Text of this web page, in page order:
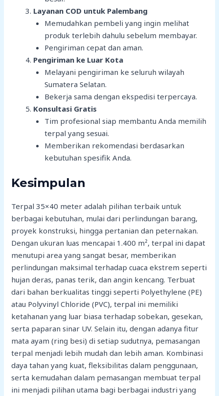
Layanan COD untuk Palembang
Memudahkan pembeli yang ingin melihat
produk terlebih dahulu sebelum membayar.
Pengiriman cepat dan aman.
Pengiriman ke Luar Kota
Melayani pengiriman ke seluruh wilayah
Sumatera Selatan.
Bekerja sama dengan ekspedisi terpercaya.
Konsultasi Gratis
Tim profesional siap membantu Anda memilih
terpal yang sesuai.
Memberikan rekomendasi berdasarkan
kebutuhan spesifik Anda.
Kesimpulan
Terpal 35×40 meter adalah pilihan terbaik untuk
berbagai kebutuhan, mulai dari perlindungan barang,
proyek konstruksi, hingga pertanian dan peternakan.
Dengan ukuran luas mencapai 1.400 m², terpal ini dapat
menutupi area yang sangat besar, memberikan
perlindungan maksimal terhadap cuaca ekstrem seperti
hujan deras, panas terik, dan angin kencang. Terbuat
dari bahan berkualitas tinggi seperti Polyethylene (PE)
atau Polyvinyl Chloride (PVC), terpal ini memiliki
ketahanan yang luar biasa terhadap sobekan, gesekan,
serta paparan sinar UV. Selain itu, dengan adanya fitur
mata ayam (ring besi) di setiap sudutnya, pemasangan
terpal menjadi lebih mudah dan lebih aman. Kombinasi
daya tahan yang kuat, fleksibilitas dalam penggunaan,
serta kemudahan dalam pemasangan membuat terpal
ini menjadi pilihan utama bagi berbagai industri yang